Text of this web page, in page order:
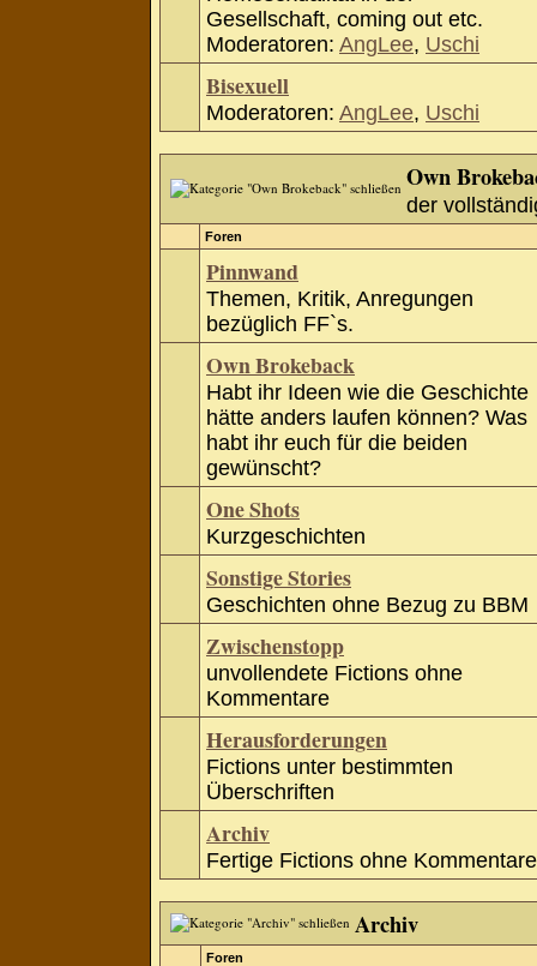
Gesellschaft, coming out etc.
Moderatoren: AngLee, Uschi
Bisexuell
Moderatoren: AngLee, Uschi
Own
der
Foren
Pinnwand
Themen, Kritik, Anregungen
bezüglich FF`s.
Own Brokeback
Habt ihr Ideen wie die Geschichte
hätte anders laufen können? Was
habt ihr euch für die beiden
gewünscht?
One Shots
Kurzgeschichten
Sonstige Stories
Geschichten ohne Bezug zu BBM
Zwischenstopp
unvollendete Fictions ohne
Kommentare
Herausforderungen
Fictions unter bestimmten
Überschriften
Archiv
Fertige Fictions ohne Kommentare
Archiv
Foren